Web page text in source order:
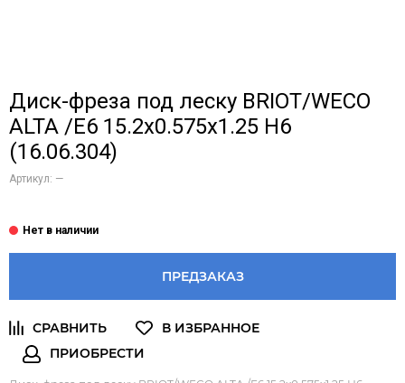
Диск-фреза под леску BRIOT/WECO
ALTA /E6 15.2х0.575х1.25 Н6
(16.06.304)
Артикул: —
ПРЕДЗАКАЗ